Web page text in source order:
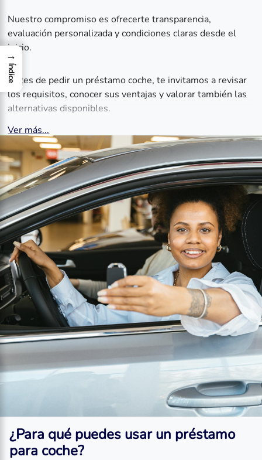
Nuestro compromiso es ofrecerte transparencia,
evaluación personalizada y condiciones claras desde el
inicio.
Antes de pedir un préstamo coche, te invitamos a revisar
los requisitos, conocer sus ventajas y valorar también las
alternativas disponibles.
Ver más...
¿Para qué puedes usar un préstamo
para coche?
→
Índice